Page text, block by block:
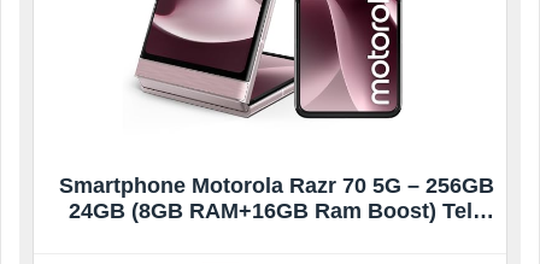
Smartphone Motorola Razr 70 5G – 256GB
24GB (8GB RAM+16GB Ram Boost) Tela